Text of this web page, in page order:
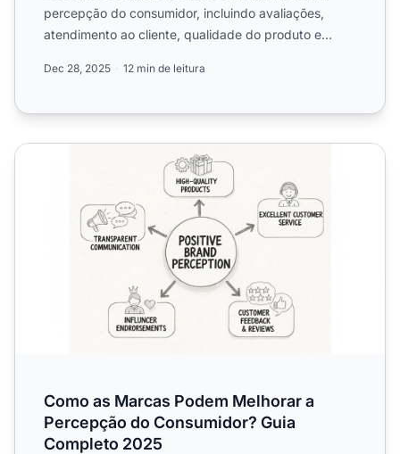
percepção do consumidor, incluindo avaliações,
atendimento ao cliente, qualidade do produto e
Dec 28, 2025 12 min de leitura
Como as Marcas Podem Melhorar a Percepção do
Como as Marcas Podem Melhorar a
Percepção do Consumidor? Guia
Completo 2025